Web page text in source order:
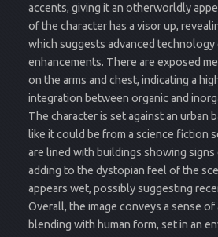
accents, giving it an otherworldly
of the character has a visor up,
which suggests advanced technology
enhancements. There are exposed
on the arms and chest, indicating a
integration between organic and
The character is set against an urban
like it could be from a science fiction
are lined with buildings showing
adding to the dystopian feel of the
appears wet, possibly suggesting
Overall, the image conveys a sense
blending with human form, set in an